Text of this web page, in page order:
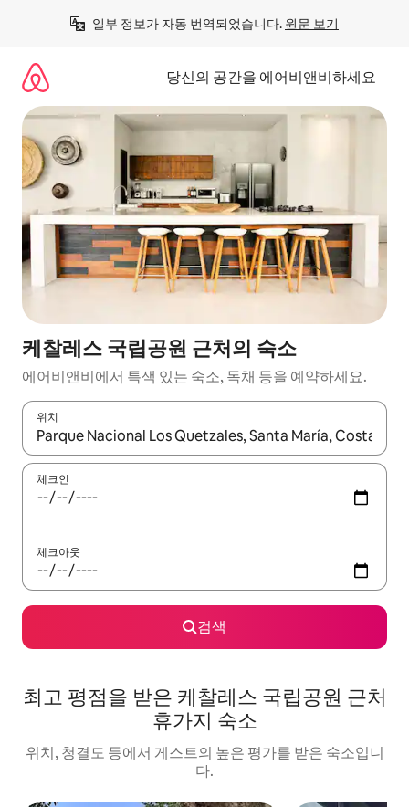
일부 정보가 자동 번역되었습니다. 원문 보기
당신의 공간을 에어비앤비하세요
케찰레스 국립공원 근처의 숙소
에어비앤비에서 특색 있는 숙소, 독채 등을 예약하세요.
위치
결과가 나오면 위·아래 화살표 키를 사용하거나 터치 또는 스와이
체크인
체크아웃
검색
최고 평점을 받은 케찰레스 국립공원 근처
휴가지 숙소
위치, 청결도 등에서 게스트의 높은 평가를 받은 숙소입니
다.